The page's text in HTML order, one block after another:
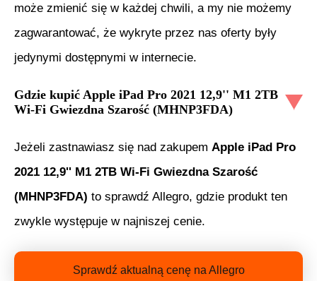
może zmienić się w każdej chwili, a my nie możemy
zagwarantować, że wykryte przez nas oferty były
jedynymi dostępnymi w internecie.
Gdzie kupić Apple iPad Pro 2021 12,9'' M1 2TB
Wi-Fi Gwiezdna Szarość (MHNP3FDA)
Jeżeli zastnawiasz się nad zakupem Apple iPad Pro
2021 12,9'' M1 2TB Wi-Fi Gwiezdna Szarość
(MHNP3FDA) to sprawdź Allegro, gdzie produkt ten
zwykle występuje w najniszej cenie.
Sprawdź aktualną cenę na Allegro